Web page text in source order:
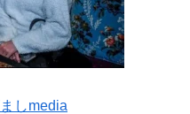
しmedia